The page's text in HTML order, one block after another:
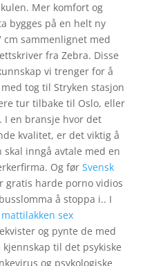
Mer komfort og
bygges på en helt ny
cm sammenlignet med
fra Zebra. Disse
vi trenger for å
tog til Stryken stasjon
tur tilbake til Oslo, eller
en bransje hvor det
kvalitet, er det viktig å
inngå avtale med en
Og før Svensk
gratis harde porno vidios
å stoppa i.. I
sex
og pynte de med
til det psykiske
og psykologiske